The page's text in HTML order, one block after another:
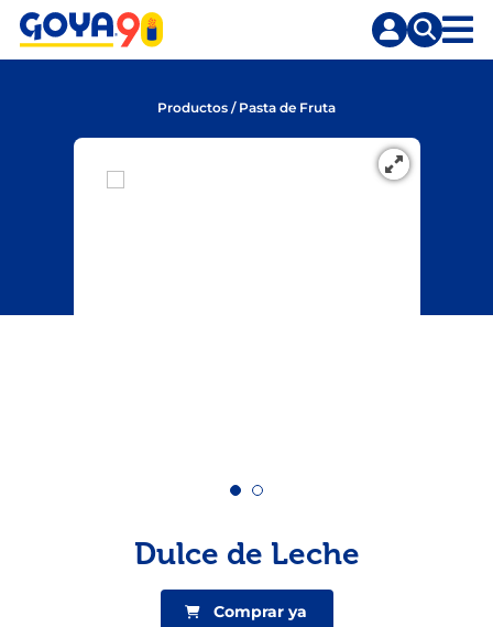
Saltar
Saltar
Productos / Pasta de Fruta
Dulce de Leche
Comprar ya